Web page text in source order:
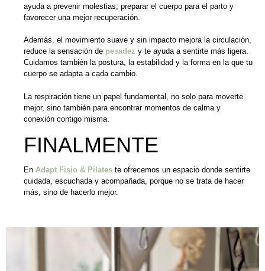
ayuda a prevenir molestias, preparar el cuerpo para el parto y
favorecer una mejor recuperación.
Además, el movimiento suave y sin impacto mejora la circulación,
reduce la sensación de pesadez y te ayuda a sentirte más ligera.
Cuidamos también la postura, la estabilidad y la forma en la que tu
cuerpo se adapta a cada cambio.
La respiración tiene un papel fundamental, no solo para moverte
mejor, sino también para encontrar momentos de calma y
conexión contigo misma.
FINALMENTE
En Adapt Fisio & Pilates te ofrecemos un espacio donde sentirte
cuidada, escuchada y acompañada, porque no se trata de hacer
más, sino de hacerlo mejor.